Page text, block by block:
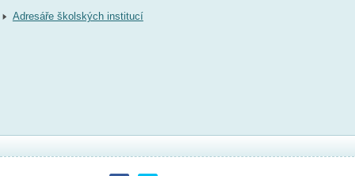
Adresáře školských institucí